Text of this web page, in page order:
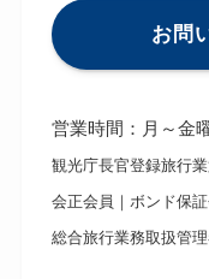
お問
営業時間：月～金
観光庁長官登録旅行
会正会員｜ボンド保
総合旅行業務取扱管